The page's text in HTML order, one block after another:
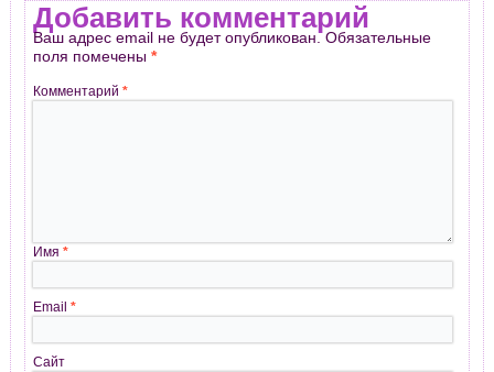
Добавить комментарий
Ваш адрес email не будет опубликован. Обязательные
поля помечены*
Комментарий*
Имя*
Email*
Сайт